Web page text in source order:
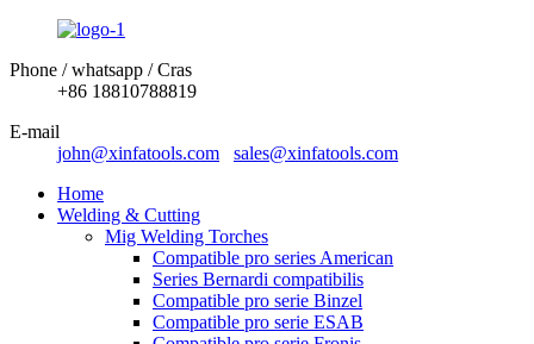
Phone / whatsapp / Cras
+86 18810788819
E-mail
john@xinfatools.com
sales@xinfatools.com
Home
Welding & Cutting
Mig Welding Torches
Compatible pro series American
Series Bernardi compatibilis
Compatible pro serie Binzel
Compatible pro serie ESAB